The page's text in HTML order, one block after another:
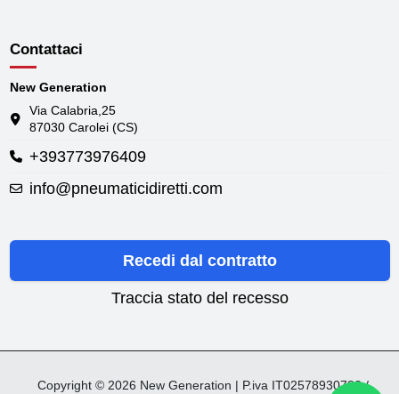
Contattaci
New Generation
Via Calabria,25
87030 Carolei (CS)
+393773976409
info@pneumaticidiretti.com
Recedi dal contratto
Traccia stato del recesso
Copyright © 2026 New Generation | P.iva IT02578930782 /